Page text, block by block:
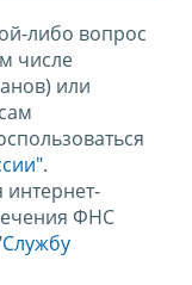
либо вопрос
числе
или
.
ФНС